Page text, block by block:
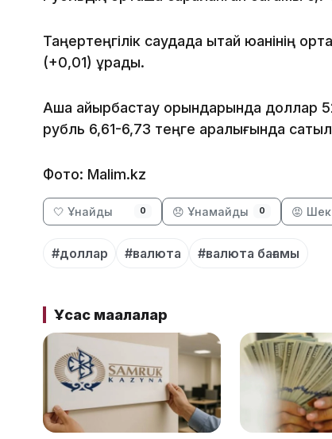
Таңертеңгілік саудада қытай юанінің
(+0,01) құрады.
Ақша айырбастау орындарында доллар
рубль 6,61-6,73 теңге аралығында
Фото: Malim.kz
🤍 Ұнайды 0 😞 Ұнамайды 0 😡
#доллар #валюта #валюта бағамы
Ұқсас мақалалар